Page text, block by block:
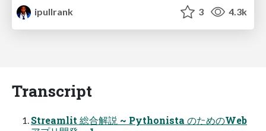
ipullrank
3 4.3k
Transcript
Streamlit 総合解説 ~ Pythonista のためのWeb